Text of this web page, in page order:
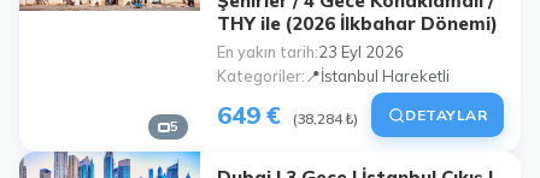
5
THY ile (2026 İlkbahar Dönemi)
En yakın tarih 23 Eyl 2026
Kategoriler 📍İstanbul Hareketli
649 € (38,284 ₺) DETAYLAR